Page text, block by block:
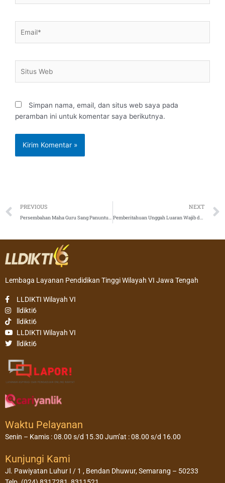
Web
Simpan nama, email, dan situs web saya pada
peramban ini untuk komentar saya berikutnya.
Prev
PREVIOUS
Persembahan Maha Guru Sang Panuntun Katur Bapa Prof. Dr. Miyasto, SU 2 Januari 2021
NEXT
Pemberitahuan Unggah Luaran Wajib dan Luaran Tambahan Tahun Anggaran 2020 serta kewajiban lainnya
Lembaga Layanan Pendidikan Tinggi Wilayah VI Jawa Tengah
LLDIKTI Wilayah VI
lldikti6
lldikti6
LLDIKTI Wilayah VI
lldikti6
Waktu Pelayanan
Senin – Kamis : 08.00 s/d 15.30 Jum’at : 08.00 s/d 16.00
Kunjungi Kami
Jl. Pawiyatan Luhur I / 1 , Bendan Dhuwur, Semarang – 50233